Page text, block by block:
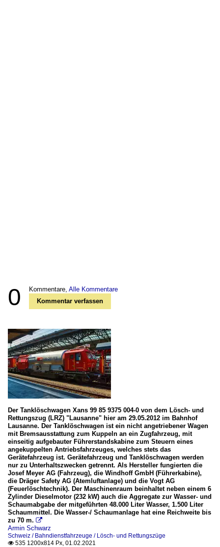
0 Kommentare, Alle Kommentare
Kommentar verfassen
Der Tanklöschwagen Xans 99 85 9375 004-0 von dem Lösch- und
Rettungszug (LRZ) "Lausanne" hier am 29.05.2012 im Bahnhof
Lausanne. Der Tanklöschwagen ist ein nicht angetriebener Wagen
mit Bremsausstattung zum Kuppeln an ein Zugfahrzeug, mit
einseitig aufgebauter Führerstandskabine zum Steuern eines
angekuppelten Antriebsfahrzeuges, welches stets das
Gerätefahrzeug ist. Gerätefahrzeug und Tanklöschwagen werden
nur zu Unterhaltszwecken getrennt. Als Hersteller fungierten die
Josef Meyer AG (Fahrzeug), die Windhoff GmbH (Führerkabine),
die Dräger Safety AG (Atemluftanlage) und die Vogt AG
(Feuerlöschtechnik). Der Maschinenraum beinhaltet neben einem 6
Zylinder Dieselmotor (232 kW) auch die Aggregate zur Wasser- und
Schaumabgabe der mitgeführten 48.000 Liter Wasser, 1.500 Liter
Schaummittel. Die Wasser-/ Schaumanlage hat eine Reichweite bis
zu 70 m. 
Armin Schwarz
Schweiz / Bahndienstfahrzeuge / Lösch- und Rettungszüge
 535 1200x814 Px, 01.02.2021